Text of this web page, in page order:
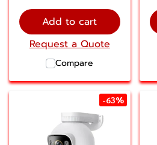
Add to cart
Request a Quote
Compare
-63%